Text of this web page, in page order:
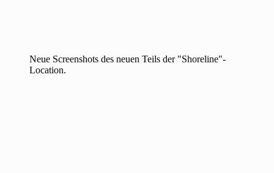
Neue Screenshots des neuen Teils der "Shoreline"-
Location.